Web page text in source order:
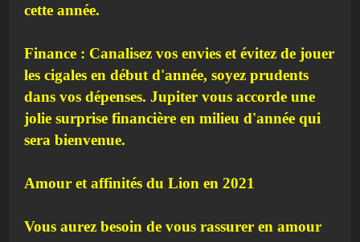
cette année.
Finance : Canalisez vos envies et évitez de jouer
les cigales en début d'année, soyez prudents
dans vos dépenses. Jupiter vous accorde une
jolie surprise financière en milieu d'année qui
sera bienvenue.
Amour et affinités du Lion en 2021
Vous aurez besoin de vous rassurer en amour